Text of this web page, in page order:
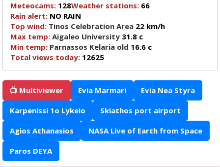
Meteocams: 128Weather stations: 66
Rain alert: NO RAIN
Top wind: Tinos Celebration Area 22 km/h
Max temp: Aigaleo University 31.8 c
Min temp: Parnassos Kelaria old 16.6 c
Total views today: 12625
📺 Multiviewer Evia Marmari Evia Nea Styra
Karpenissi 1o Lykeio Skiathos port airport
Agios Athanasios NASA Live of Earth from Space
Paros DEYA